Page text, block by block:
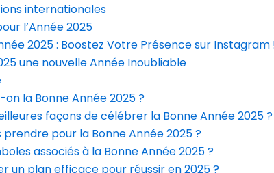
internationales
l’Année 2025
2025 : Boostez Votre Présence sur Instagram
une nouvelle Année Inoubliable
la Bonne Année 2025 ?
façons de célébrer la Bonne Année 2025 ?
prendre pour la Bonne Année 2025 ?
associés à la Bonne Année 2025 ?
un plan efficace pour réussir en 2025 ?